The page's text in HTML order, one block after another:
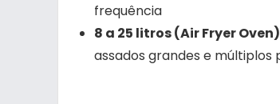
frequência
8 a 25 litros (Air Fryer Oven)
assados grandes e